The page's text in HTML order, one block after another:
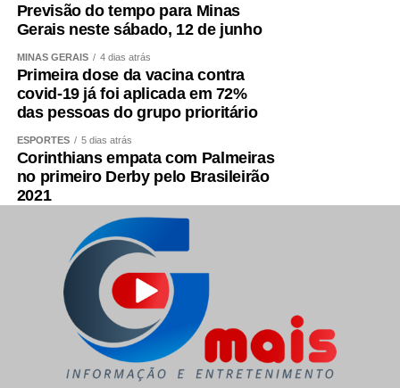
Previsão do tempo para Minas
Gerais neste sábado, 12 de junho
MINAS GERAIS 4 dias atrás
Primeira dose da vacina contra
covid-19 já foi aplicada em 72%
das pessoas do grupo prioritário
ESPORTES 5 dias atrás
Corinthians empata com Palmeiras
no primeiro Derby pelo Brasileirão
2021